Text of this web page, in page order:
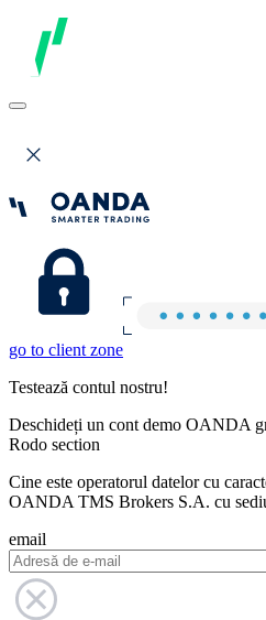
go to client zone
Testează contul nostru!
Deschideți un cont demo OANDA
Rodo section
Cine este operatorul datelor cu
OANDA TMS Brokers S.A. cu
email